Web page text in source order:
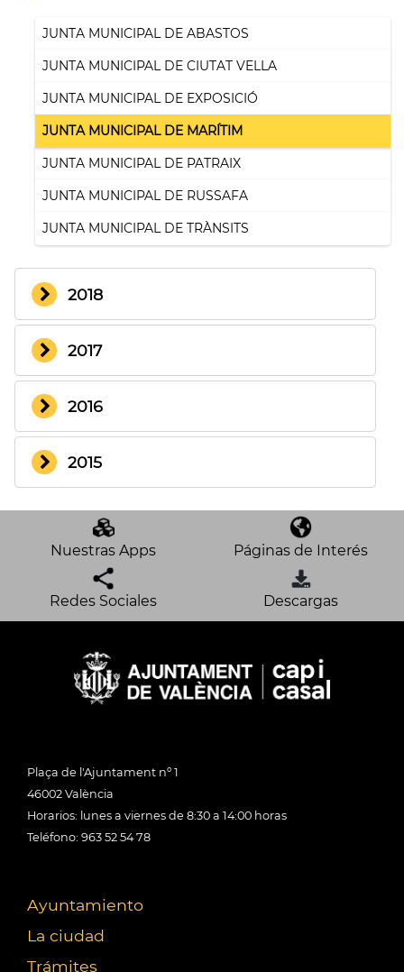
JUNTA MUNICIPAL DE ABASTOS
JUNTA MUNICIPAL DE CIUTAT VELLA
JUNTA MUNICIPAL DE EXPOSICIÓ
JUNTA MUNICIPAL DE MARÍTIM
JUNTA MUNICIPAL DE PATRAIX
JUNTA MUNICIPAL DE RUSSAFA
JUNTA MUNICIPAL DE TRÀNSITS
2018
2017
2016
2015
Nuestras Apps Páginas de Interés
Redes Sociales Descargas
Plaça de l'Ajuntament nº 1
46002 València
Horarios: lunes a viernes de 8:30 a 14:00 horas
Teléfono: 963 52 54 78
Ayuntamiento
La ciudad
Trámites